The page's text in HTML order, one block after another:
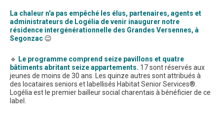
La chaleur n'a pas empêché les élus, partenaires, agents et
administrateurs de Logélia de venir inaugurer notre
résidence intergénérationnelle des Grandes Versennes, à
Segonzac 😉
🔹 Le programme comprend seize pavillons et quatre
bâtiments abritant seize appartements. 17 sont réservés aux
jeunes de moins de 30 ans. Les quinze autres sont attribués à
des locataires seniors et labellisés Habitat Senior Services®.
Logélia est le premier bailleur social charentais à bénéficier de ce
label.